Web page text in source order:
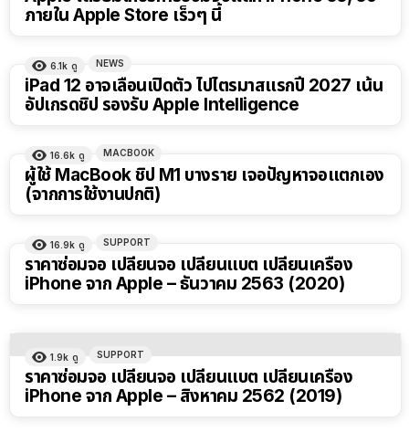
ภายใน Apple Store เร็วๆ นี้
6.1k ดู NEWS
iPad 12 อาจเลื่อนเปิดตัว ไปไตรมาสแรกปี 2027 เน้น
อัปเกรดชิป รองรับ Apple Intelligence
16.6k ดู MACBOOK
ผู้ใช้ MacBook ชิป M1 บางราย เจอปัญหาจอแตกเอง
(จากการใช้งานปกติ)
16.9k ดู SUPPORT
ราคาซ่อมจอ เปลี่ยนจอ เปลี่ยนแบต เปลี่ยนเครื่อง
iPhone จาก Apple – ธันวาคม 2563 (2020)
1.9k ดู SUPPORT
ราคาซ่อมจอ เปลี่ยนจอ เปลี่ยนแบต เปลี่ยนเครื่อง
iPhone จาก Apple – สิงหาคม 2562 (2019)